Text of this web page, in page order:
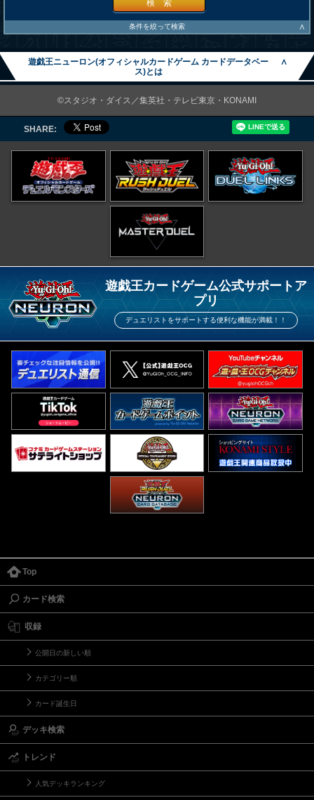
検 索
条件を絞って検索 ∧
遊戯王ニューロン(オフィシャルカードゲーム カードデータベー
ス)とは
∧
©スタジオ・ダイス／集英社・テレビ東京・KONAMI
SHARE:
遊戯王カードゲーム公式サポートア
プリ
デュエリストをサポートする便利な機能が満載！！
Top
カード検索
収録
公開日の新しい順
カテゴリー順
カード誕生日
デッキ検索
トレンド
人気デッキランキング